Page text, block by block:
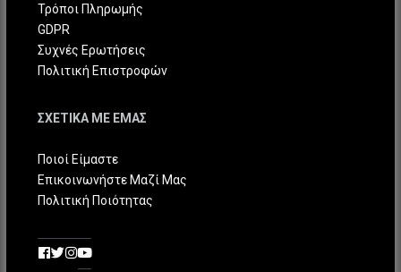
Τρόποι Πληρωμής
GDPR
Συχνές Ερωτήσεις
Πολιτική Επιστροφών
ΣΧΕΤΙΚΑ ΜΕ ΕΜΑΣ
Ποιοί Είμαστε
Επικοινωνήστε Μαζί Μας
Πολιτική Ποιότητας